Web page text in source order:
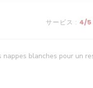
サービス : 4/5
blanches pour un